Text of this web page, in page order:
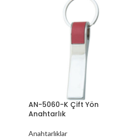
AN-5060-K Çift Yön
Anahtarlık
Anahtarlıklar